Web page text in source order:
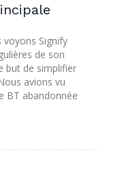
voyons Signify
de son
but de simplifier
avions vu
BT abandonnée